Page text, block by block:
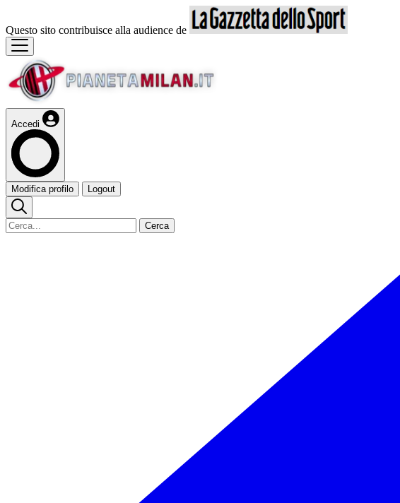
Questo sito contribuisce alla audience de
Accedi
Modifica profilo Logout
Cerca